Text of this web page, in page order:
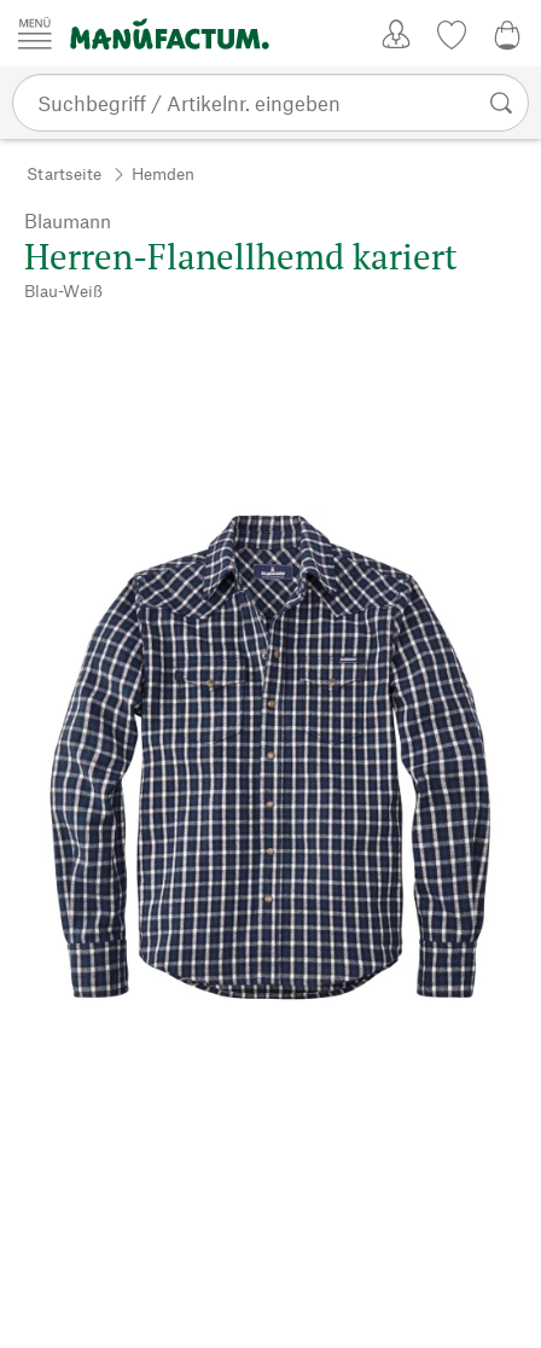
Zum Inhalt springen
Startseite Hemden
Blaumann
Herren-Flanellhemd kariert
Blau-Weiß